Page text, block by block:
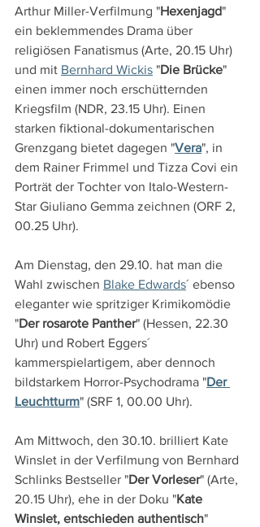
Arthur Miller-Verfilmung "Hexenjagd"
ein beklemmendes Drama über
religiösen Fanatismus (Arte, 20.15 Uhr)
und mit Bernhard Wickis "Die Brücke"
einen immer noch erschütternden
Kriegsfilm (NDR, 23.15 Uhr). Einen
starken fiktional-dokumentarischen
Grenzgang bietet dagegen "Vera", in
dem Rainer Frimmel und Tizza Covi ein
Porträt der Tochter von Italo-Western-
Star Giuliano Gemma zeichnen (ORF 2,
00.25 Uhr).
Am Dienstag, den 29.10. hat man die
Wahl zwischen Blake Edwards´ ebenso
eleganter wie spritziger Krimikomödie
"Der rosarote Panther" (Hessen, 22.30
Uhr) und Robert Eggers´
kammerspielartigem, aber dennoch
bildstarkem Horror-Psychodrama "Der
Leuchtturm" (SRF 1, 00.00 Uhr).
Am Mittwoch, den 30.10. brilliert Kate
Winslet in der Verfilmung von Bernhard
Schlinks Bestseller "Der Vorleser" (Arte,
20.15 Uhr), ehe in der Doku "Kate
Winslet, entschieden authentisch"